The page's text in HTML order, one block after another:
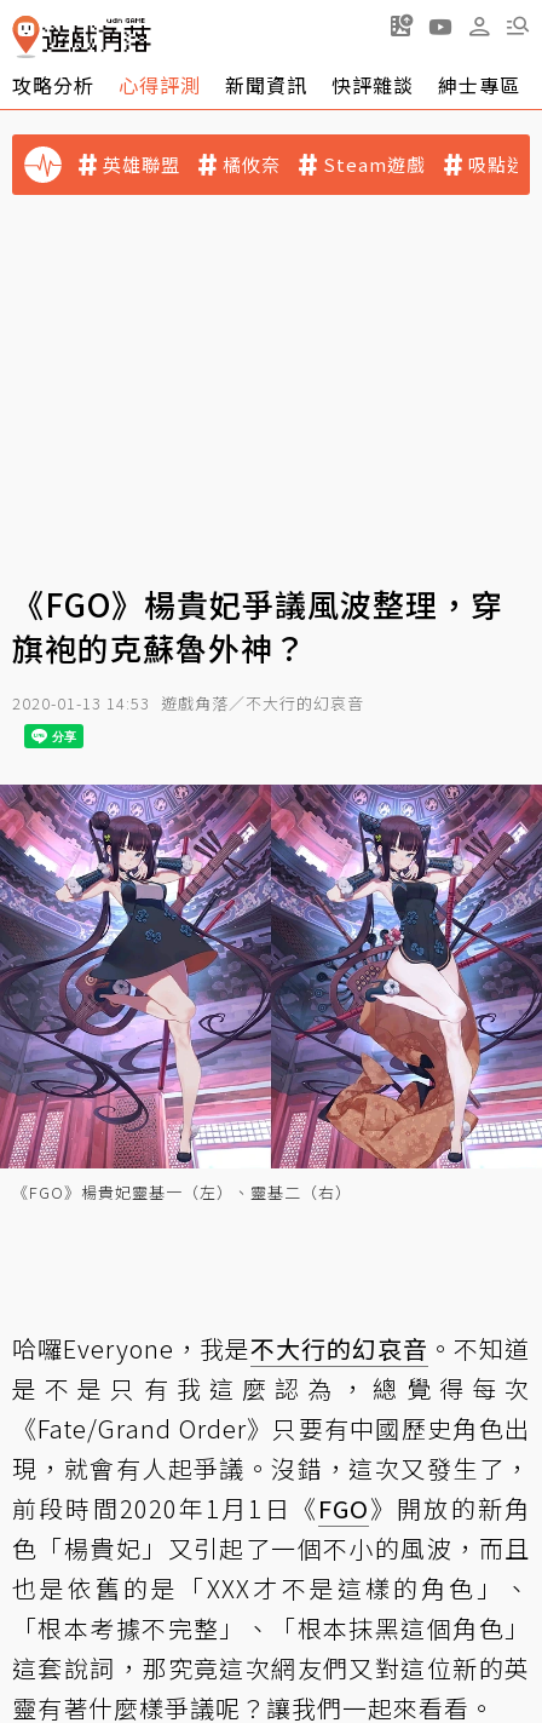
攻略分析 心得評測 新聞資訊 快評雜談 紳士專區
英雄聯盟 橘攸奈 Steam遊戲 吸點迷
《FGO》楊貴妃爭議風波整理，穿
旗袍的克蘇魯外神？
2020-01-13 14:53 遊戲角落／不大行的幻哀音
《FGO》楊貴妃靈基一（左）、靈基二（右）
哈囉Everyone，我是不大行的幻哀音 。不知道
是不是只有我這麼認為，總覺得每次
《Fate/Grand Order》只要有中國歷史角色出
現，就會有人起爭議。沒錯，這次又發生了，
前段時間2020年1月1日《FGO》開放的新角
色「楊貴妃」又引起了一個不小的風波，而且
也是依舊的是「XXX才不是這樣的角色」、
「根本考據不完整」、「根本抹黑這個角色」
這套說詞，那究竟這次網友們又對這位新的英
靈有著什麼樣爭議呢？讓我們一起來看看。